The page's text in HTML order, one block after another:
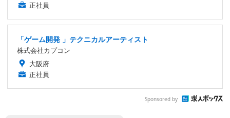
正社員
「ゲーム開発 」テクニカルアーティスト
株式会社カプコン
大阪府
正社員
Sponsored by